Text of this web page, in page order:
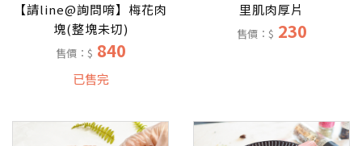
【請line@詢問唷】梅花肉
塊(整塊未切)
售價：$ 840
已售完
里肌肉厚片
售價：$ 230